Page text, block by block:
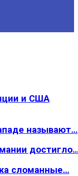
и США
называют…
сломанные…